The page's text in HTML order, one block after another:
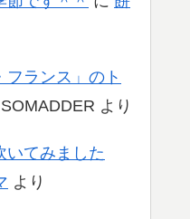
ランス」のト
より
いてみました
より